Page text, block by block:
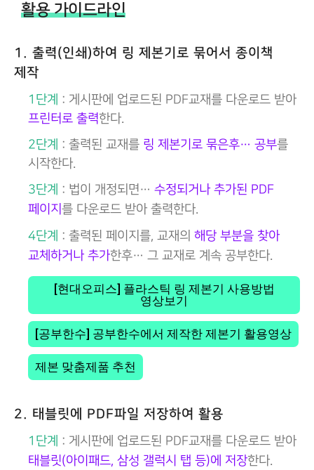
활용 가이드라인
1. 출력(인쇄)하여 링 제본기로 묶어서 종이책
제작
1단계
: 게시판에 업로드된 PDF교재를 다운로드 받아
프린터로 출력한다.
2단계
: 출력된 교재를 링 제본기로 묶은후… 공부를
시작한다.
3단계
: 법이 개정되면… 수정되거나 추가된 PDF
페이지 를 다운로드 받아 출력한다.
4단계
: 출력된 페이지를, 교재의 해당 부분을 찾아
교체하거나 추가한후… 그 교재로 계속 공부한다.
[현대오피스] 플라스틱 링 제본기 사용방법
영상보기
[공부한수] 공부한수에서 제작한 제본기 활용영상
제본 맞춤제품 추천
2. 태블릿에 PDF파일 저장하여 활용
1단계
: 게시판에 업로드된 PDF교재를 다운로드 받아
태블릿(아이패드, 삼성 갤럭시 탭 등)에 저장한다.